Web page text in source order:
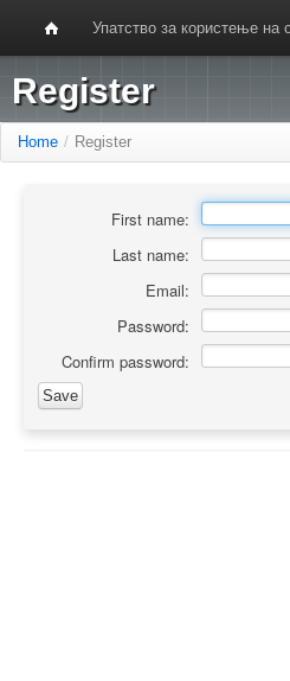
Упатство за користење
Register
Home / Register
First name:
Last name:
Email:
Password:
Confirm password: